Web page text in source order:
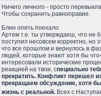
Ничего личного - просто
Чтобы сохранить равноправие.
Блин опять поехало.
Артем т.е. ты утверждаеш, что не
поступил несовсем корректно, но
что все прошлом и вернулось в
людей, которые знают хотя бы
интересовали исторические
реакцией на твои, специально
прекратить. Конфликт перешел
прекращаем обсуждение, хотя
жизнь с реальной. Всех с